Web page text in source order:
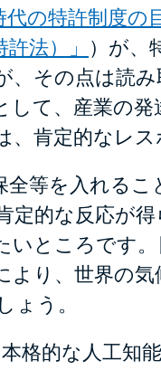
代の特許制度
法）」
）が、
、その点は読
して、産業の
、肯定的なレ
全等を入れる
定的な反応が
いところです
より、世界の
ょう。
格的な人工知